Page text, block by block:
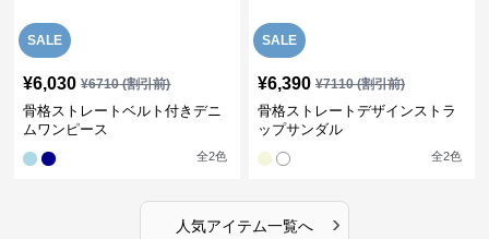
SALE
¥6,030 ¥6710(割引前)
骨格ストレートベルト付きデニ
ムワンピース
全2色
SALE
¥6,390 ¥7110(割引前)
骨格ストレートデザインストラ
ップサンダル
全2色
人気アイテム一覧へ ›